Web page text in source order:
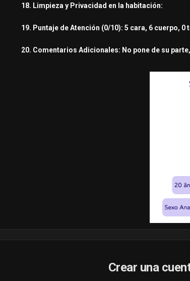
18. Limpieza y Privacidad en la habitación:
19. Puntaje de Atención (0/10): 5 cara, 6 cuerpo,
20. Comentarios Adicionales: No pone de su
Crear una